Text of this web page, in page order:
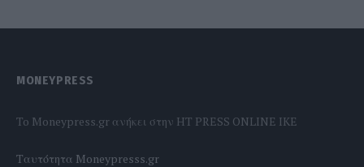
MONEYPRESS
To Moneypress.gr ανήκει στην HT PRESS ONLINE IKE
Tαυτότητα Moneypresss.gr